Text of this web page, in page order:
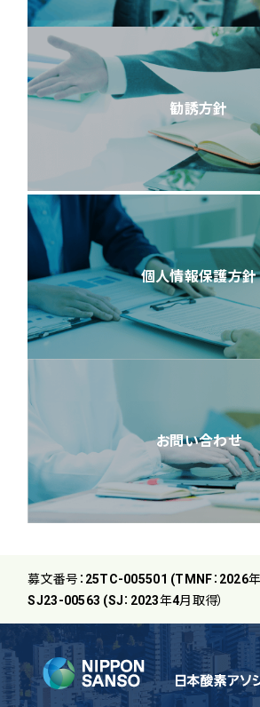
勧誘方針
個人情報保護方針
お問い合わせ
募文番号：25TC-005501 (TMNF：
SJ23-00563 (SJ：2023年4月取得）